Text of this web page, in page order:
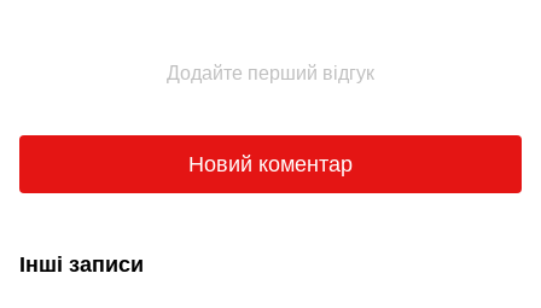
Додайте перший відгук
Новий коментар
Інші записи